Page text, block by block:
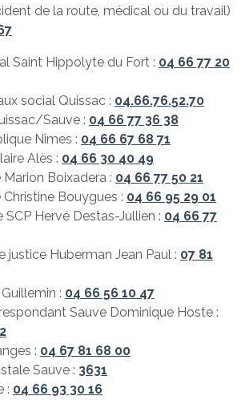
de la route, médical ou du travail)
Saint Hippolyte du Fort : 04 66 77 20
social Quissac : 04.66.76.52.70
Sauve : 04 66 77 36 38
Nîmes : 04 66 67 68 71
Alès : 04 66 30 40 49
Boixadera : 04 66 77 50 21
Bouygues : 04 66 95 29 01
SCP Hervé Destas-Jullien : 04 66 77
justice Huberman Jean Paul : 07 81
: 04 66 56 10 47
Sauve Dominique Hoste :
: 04 67 81 68 00
Sauve : 3631
: 04 66 93 30 16